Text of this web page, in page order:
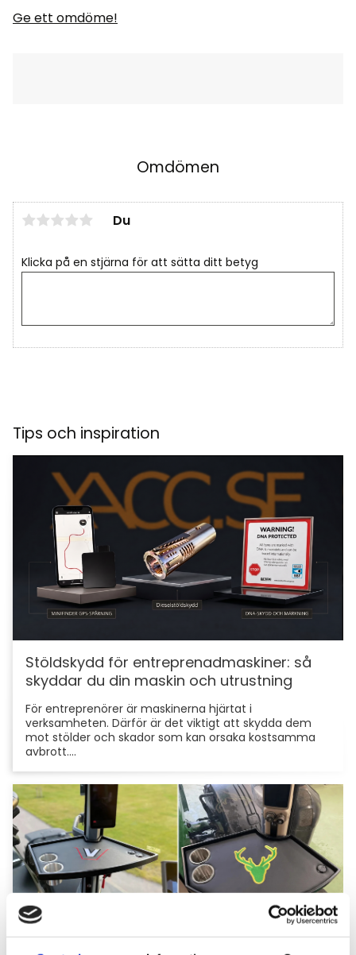
Ge ett omdöme!
Omdömen
Du
Klicka på en stjärna för att sätta ditt betyg
Tips och inspiration
Stöldskydd för entreprenadmaskiner: så
skyddar du din maskin och utrustning
För entreprenörer är maskinerna hjärtat i
verksamheten. Därför är det viktigt att skydda dem
mot stölder och skador som kan orsaka kostsamma
avbrott....